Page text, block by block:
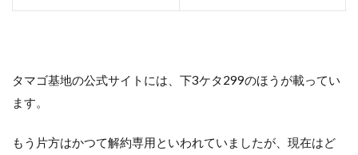
タマゴ基地の公式サイトには、下3ケタ299のほうが載ってい
ます。
もう片方はかつて解約専用といわれていましたが、現在はど